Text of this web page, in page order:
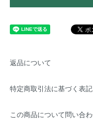
返品について
特定商取引法に基づく表記
この商品について問い合